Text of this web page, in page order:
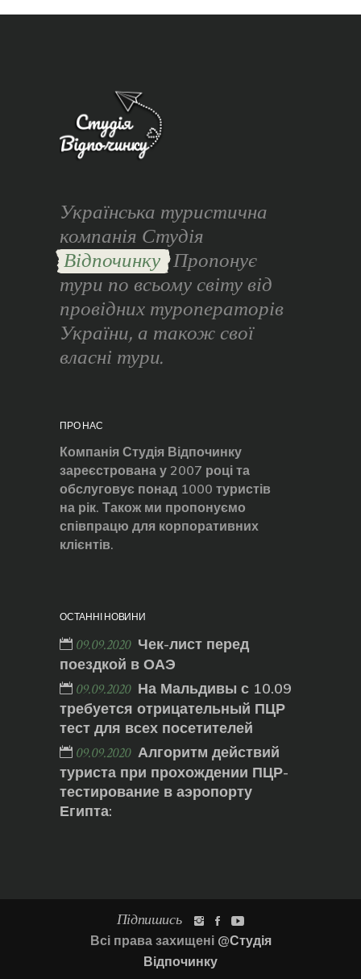
Українська туристична
компанія Студія
Відпочинку Пропонує
тури по всьому світу від
провідних туроператорів
України, а також свої
власні тури.
ПРО НАС
Компанія Студія Відпочинку
зареєстрована у 2007 році та
обслуговує понад 1000 туристів
на рік. Також ми пропонуємо
співпрацю для корпоративних
клієнтів.
ОСТАННІ НОВИНИ
09.09.2020 Чек-лист перед
поездкой в ОАЭ
09.09.2020 На Мальдивы с 10.09
требуется отрицательный ПЦР
тест для всех посетителей
09.09.2020 Алгоритм действий
туриста при прохождении ПЦР-
тестирование в аэропорту
Египта:
Підпишись
Всі права захищені @Студія
Відпочинку